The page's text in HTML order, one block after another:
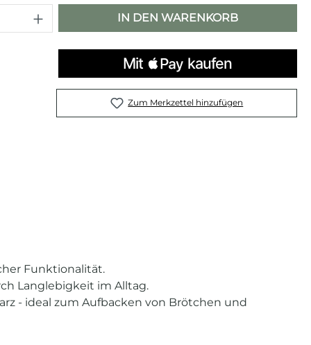
Anzahl: Gib den gewünschten
IN DEN WARENKORB
Zum Merkzettel hinzufügen
Funktionalität.
Langlebigkeit im Alltag.
- ideal zum Aufbacken von Brötchen und